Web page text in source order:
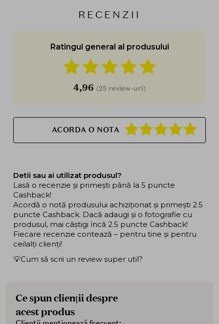
RECENZII
Ratingul general al produsului
4,96 (28 review-uri)
ACORDA O NOTA
Detii sau ai utilizat produsul?
Lasă o recenzie și primești până la 5 puncte
Cashback!
Acordă o notă produsului achiziționat și primești 2.5
puncte Cashback. Dacă adaugi și o fotografie cu
produsul, mai câștigi încă 2.5 puncte Cashback!
Fiecare recenzie contează – pentru tine și pentru
ceilalți clienți!
💡Cum să scrii un review super util?
Ce spun clienții despre
acest produs